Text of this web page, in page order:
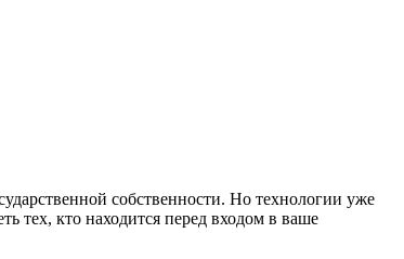
собственности. Но технологии уже
тех, кто находится перед входом в ваше